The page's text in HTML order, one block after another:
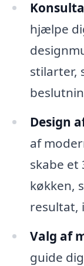
hjælpe
stilarter,
Design
af
skabe et
køkken,
resultat,
Valg af
guide